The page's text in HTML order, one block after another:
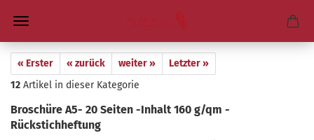
« Erster « zurück weiter »
Letzter »
12 Artikel in dieser Kategorie
Bro­schü­re A5- 20 Sei­ten -​Inhalt 160 g/qm -​
Rückstichheftung